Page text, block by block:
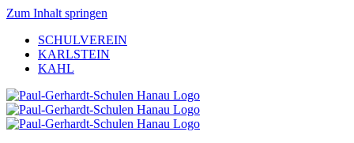
Zum Inhalt springen
SCHULVEREIN
KARLSTEIN
KAHL